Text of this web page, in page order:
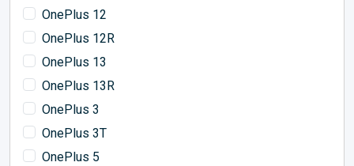
OnePlus 12
OnePlus 12R
OnePlus 13
OnePlus 13R
OnePlus 3
OnePlus 3T
OnePlus 5